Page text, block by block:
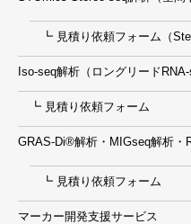
┗ 見積り依頼フォーム（
Iso-seq解析（ロングリード
┗ 見積り依頼フォーム
GRAS-Di®解析・MIGseq解析・
┗ 見積り依頼フォーム
マーカー開発支援サービス